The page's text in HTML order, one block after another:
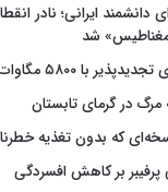
دانشمند ایرانی؛ نادر
شد
با ۵۸۰۰ مگاوات برق
در گرمای تابستان
که بدون تغذیه
پرفیبر بر کاهش افسردگی